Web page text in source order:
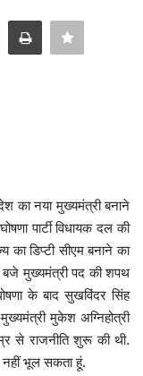
का नया मुख्यमंत्री बनाने
पार्टी विधायक दल की
का डिप्टी सीएम बनाने का
बजे मुख्यमंत्री पद की शपथ
के बाद सुखविंदर सिंह
मुकेश अग्निहोत्री
से राजनीति शुरू की थी.
नहीं भूल सकता हूं.